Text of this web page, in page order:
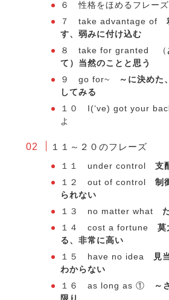
６ 性格をほめるフレーズ
７ take advantage of
す、弱みに付け込む
８ take for granted （
て）当然のことと思う
９ go for~
～に決めた
してみる
１０ I(‘ve) got your
よ
１１～２０のフレーズ
１１ under control支
１２ out of control制
られない
１３ no matter what
１４ cost a fortune莫
る、非常に高い
１５ have no idea
見
わからない
１６ as long as ①
～